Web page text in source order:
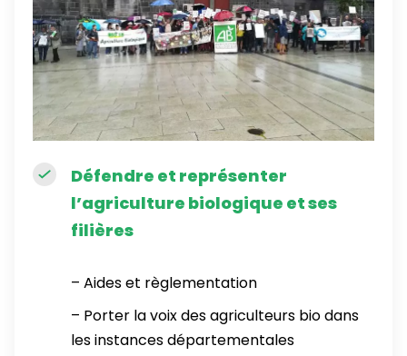
Défendre et représenter
l’agriculture biologique et ses
filières
– Aides et règlementation
– Porter la voix des agriculteurs bio dans
les instances départementales